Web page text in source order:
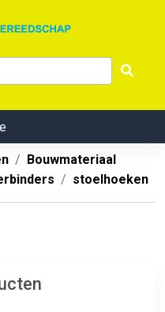
Bouwmateriaal
stoelhoeken